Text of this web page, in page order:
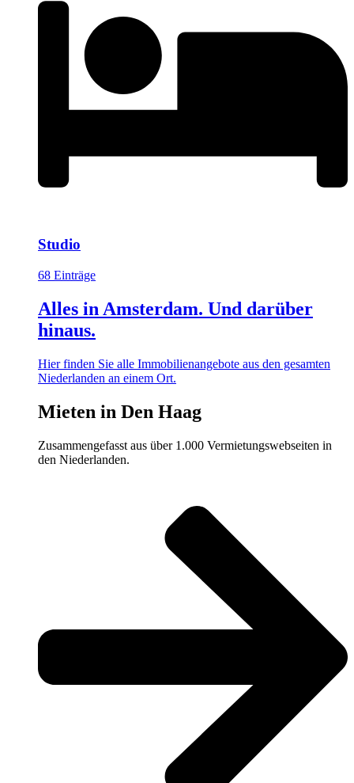
Studio
68 Einträge
Alles in Amsterdam. Und darüber
hinaus.
Hier finden Sie alle Immobilienangebote aus den gesamten
Niederlanden an einem Ort.
Mieten in Den Haag
Zusammengefasst aus über 1.000 Vermietungswebseiten in
den Niederlanden.